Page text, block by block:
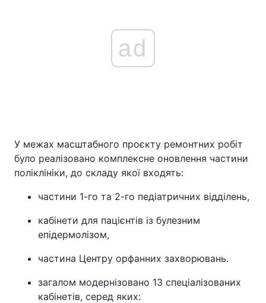
ad
У межах масштабного проєкту ремонтних робіт
було реалізовано комплексне оновлення частини
поліклініки, до складу якої входять:
частини 1-го та 2-го педіатричних відділень,
кабінети для пацієнтів із булезним
епідермолізом,
частина Центру орфанних захворювань.
загалом модернізовано 13 спеціалізованих
кабінетів, серед яких: